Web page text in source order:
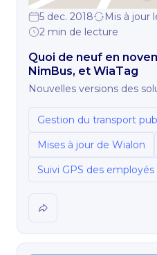
5 dec. 2018
Mis à jour
2 min de lecture
Quoi de neuf en
NimBus, et WiaTag
Nouvelles versions des
Gestion du transport
Mises à jour de Wialon
Suivi GPS des employés